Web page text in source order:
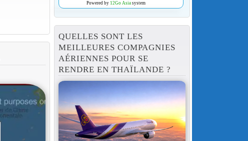
Powered by 12Go Asiasystem
QUELLES SONT LES
MEILLEURES COMPAGNIES
AÉRIENNES POUR SE
RENDRE EN THAÏLANDE ?